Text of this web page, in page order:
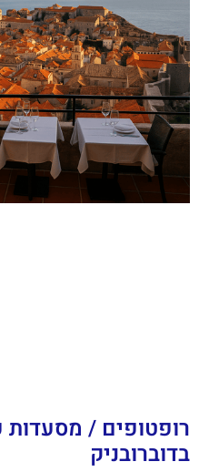
רופטופים / מסעדות
בדוברובניק